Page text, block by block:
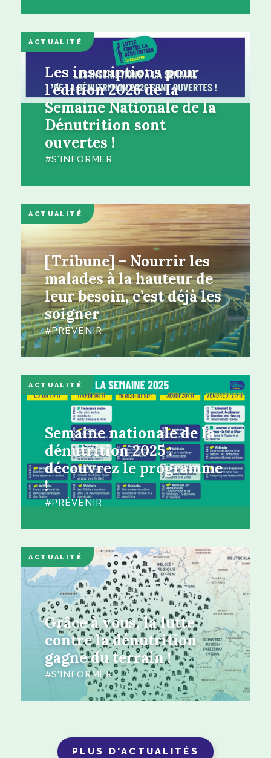
ACTUALITÉ
Les inscriptions pour
l’édition 2026 de la
Semaine Nationale de la
Dénutrition sont
ouvertes !
S'INFORMER
ACTUALITÉ
[Tribune] – Nourrir les
malades à la hauteur de
leur besoin, c’est déjà les
soigner
PRÉVENIR
ACTUALITÉ
Semaine nationale de la
dénutrition 2025 :
découvrez le programme
!
PRÉVENIR
ACTUALITÉ
Grâce à vous, la lutte
contre la dénutrition
gagne du terrain !
S'INFORMER
PLUS D'ACTUALITÉS